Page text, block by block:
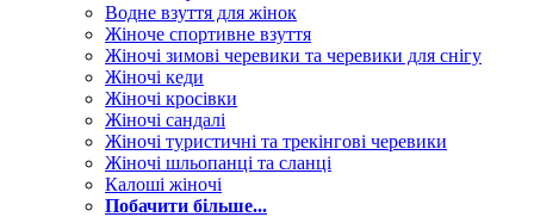
Водне взуття для жінок
Жіноче спортивне взуття
Жіночі зимові черевики та черевики для снігу
Жіночі кеди
Жіночі кросівки
Жіночі сандалі
Жіночі туристичні та трекінгові черевики
Жіночі шльопанці та сланці
Калоші жіночі
Побачити більше...